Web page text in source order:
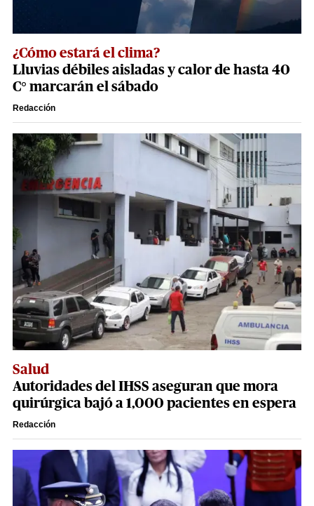
¿Cómo estará el clima?
Lluvias débiles aisladas y calor de hasta 40
C° marcarán el sábado
Redacción
Salud
Autoridades del IHSS aseguran que mora
quirúrgica bajó a 1,000 pacientes en espera
Redacción